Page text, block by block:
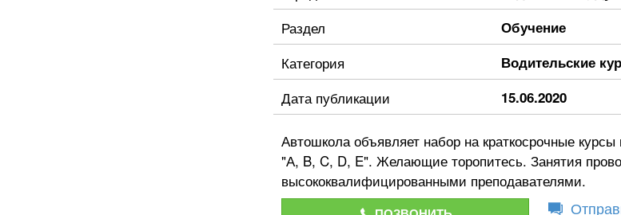
Раздел Обучение
Категория Водительские
Дата публикации 15.06.2020
Автошкола объявляет набор на краткосрочные курсы
"А, B, C, D, E". Желающие торопитесь. Занятия
высококвалифицированными преподавателями.